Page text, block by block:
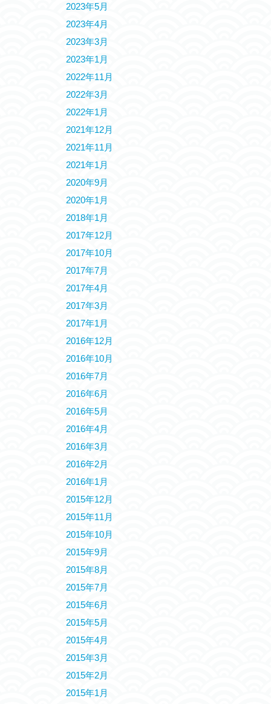
2023年5月
2023年4月
2023年3月
2023年1月
2022年11月
2022年3月
2022年1月
2021年12月
2021年11月
2021年1月
2020年9月
2020年1月
2018年1月
2017年12月
2017年10月
2017年7月
2017年4月
2017年3月
2017年1月
2016年12月
2016年10月
2016年7月
2016年6月
2016年5月
2016年4月
2016年3月
2016年2月
2016年1月
2015年12月
2015年11月
2015年10月
2015年9月
2015年8月
2015年7月
2015年6月
2015年5月
2015年4月
2015年3月
2015年2月
2015年1月